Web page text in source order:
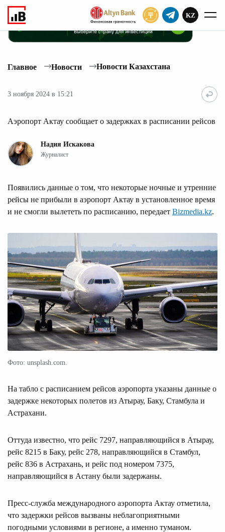
KZ
Главное Новости Новости Казахстана
3 ноября 2024 в 15:21
Аэропорт Актау сообщает о задержках в расписании рейсов
Надия Искакова
Журналист
Появились данные о том, что некоторые ночные и утренние
рейсы не прибыли в аэропорт Актау в установленное время
и не смогли вылететь по расписанию, передает Bizmedia.kz.
Фото: unsplash.com.
На табло с расписанием рейсов аэропорта указаны данные о
задержке некоторых полетов из Атырау, Баку, Стамбула и
Астрахани.
Оттуда известно, что рейс 7297, направляющийся в Атырау,
рейс 8215 в Баку, рейс 278, направляющийся в Стамбул,
рейс 836 в Астрахань, и рейс под номером 7375,
направляющийся в Астану были задержаны.
Пресс-служба международного аэропорта Актау отметила,
что задержки рейсов вызваны неблагоприятными
погодными условиями в регионе, а именно туманом.